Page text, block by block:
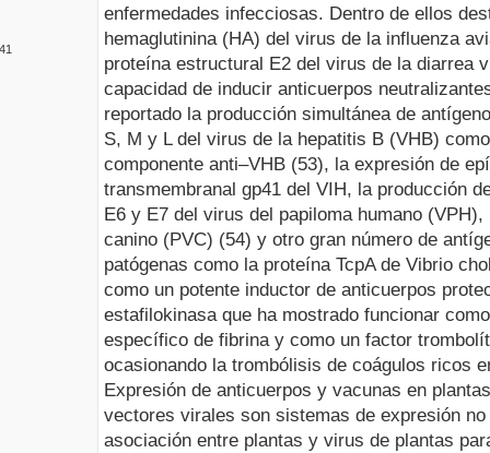
enfermedades infecciosas. Dentro de ellos
hemaglutinina (HA) del virus de la influenza
proteína estructural E2 del virus de la diarrea
capacidad de inducir anticuerpos
reportado la producción simultánea de
S, M y L del virus de la hepatitis B (VHB)
componente anti–VHB (53), la expresión de
transmembranal gp41 del VIH, la producción
E6 y E7 del virus del papiloma humano
canino (PVC) (54) y otro gran número de
patógenas como la proteína TcpA de Vibrio
como un potente inductor de anticuerpos
estafilokinasa que ha mostrado funcionar
específico de fibrina y como un factor
ocasionando la trombólisis de coágulos ricos
Expresión de anticuerpos y vacunas en
vectores virales son sistemas de expresión
asociación entre plantas y virus de plantas